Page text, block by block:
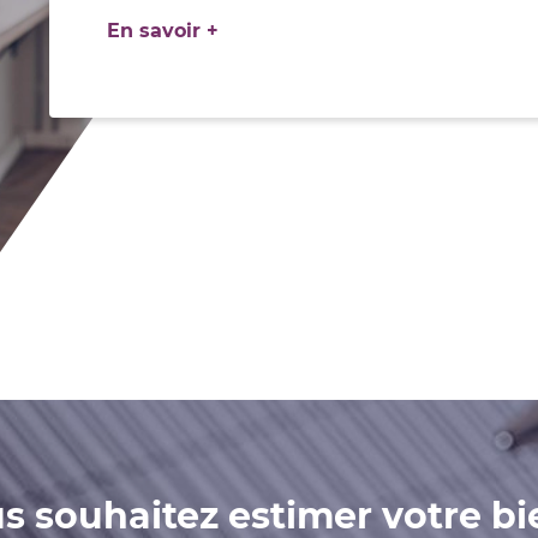
En savoir +
souhaitez estimer votre